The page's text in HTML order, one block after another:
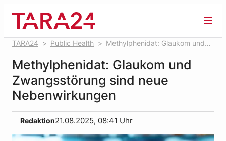
springen
TARA24 Public Health
Methylphenidat: Glaukom und
Methylphenidat: Glaukom und
Zwangsstörung sind neue
Nebenwirkungen
Redaktion21.08.2025, 08:41 Uhr